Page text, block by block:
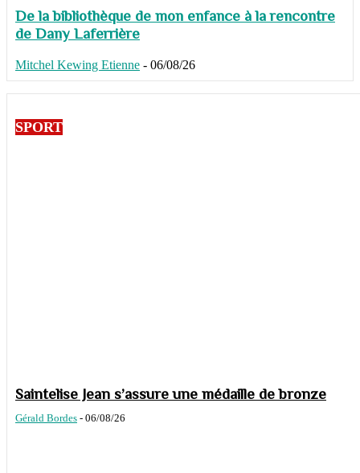
De la bibliothèque de mon enfance à la rencontre
de Dany Laferrière
Mitchel Kewing Etienne - 06/08/26
SPORT
Saintelise Jean s’assure une médaille de bronze
Gérald Bordes - 06/08/26